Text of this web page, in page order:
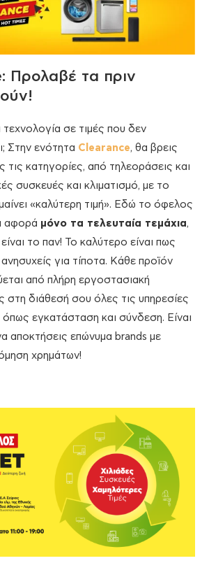
Προλαβέ τα πριν
σε τιμές που δεν
Στην ενότητα Clearance, θα βρεις
τις κατηγορίες, από τηλεοράσεις και
συσκευές και κλιματισμό, με το
«καλύτερη τιμή». Εδώ το όφελος
αφορά μόνο τα τελευταία τεμάχια,
το παν! Το καλύτερο είναι πως
για τίποτα. Κάθε προϊόν
από πλήρη εργοστασιακή
στη διάθεσή σου όλες τις υπηρεσίες
εγκατάσταση και σύνδεση. Είναι
αποκτήσεις επώνυμα brands με
χρημάτων!